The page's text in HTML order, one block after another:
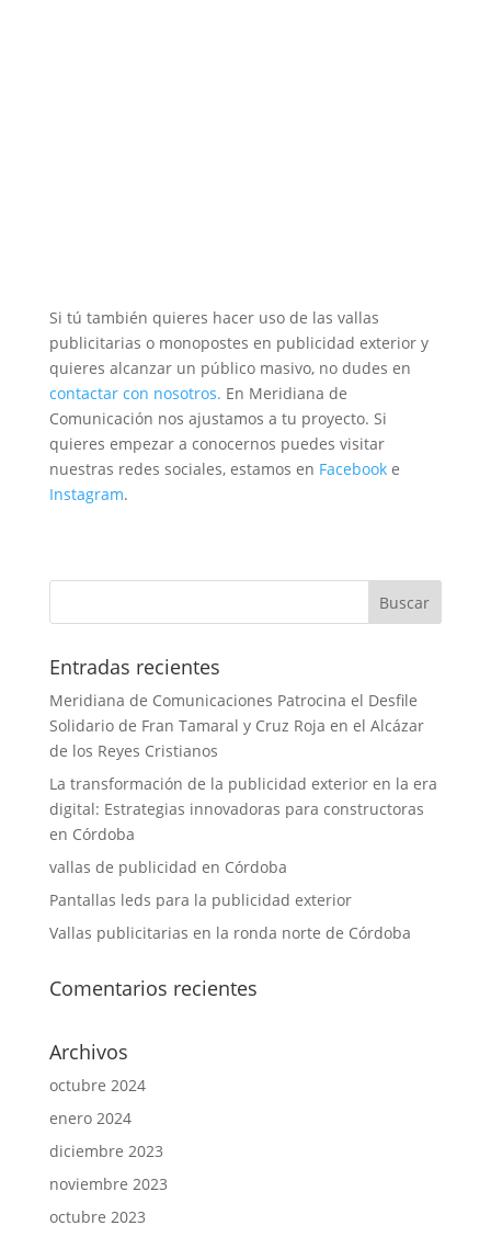
Si tú también quieres hacer uso de las vallas
publicitarias o monopostes en publicidad exterior y
quieres alcanzar un público masivo, no dudes en
contactar con nosotros. En Meridiana de
Comunicación nos ajustamos a tu proyecto. Si
quieres empezar a conocernos puedes visitar
nuestras redes sociales, estamos en Facebooke
Instagram.
Entradas recientes
Meridiana de Comunicaciones Patrocina el Desfile
Solidario de Fran Tamaral y Cruz Roja en el Alcázar
de los Reyes Cristianos
La transformación de la publicidad exterior en la era
digital: Estrategias innovadoras para constructoras
en Córdoba
vallas de publicidad en Córdoba
Pantallas leds para la publicidad exterior
Vallas publicitarias en la ronda norte de Córdoba
Comentarios recientes
Archivos
octubre 2024
enero 2024
diciembre 2023
noviembre 2023
octubre 2023